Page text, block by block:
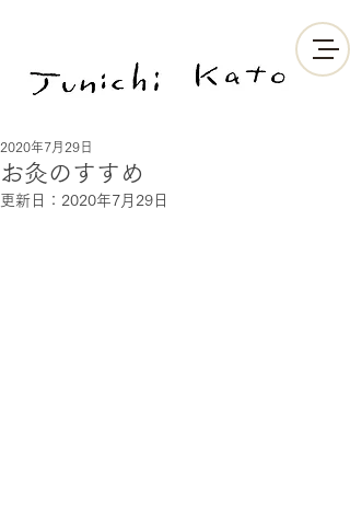
お灸のすすめ
2020年7月29日
更新日： 2020年7月29日